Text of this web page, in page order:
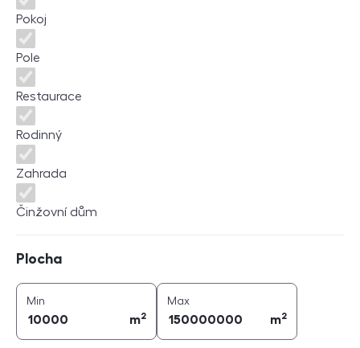
Pokoj
Pole
Restaurace
Rodinný
Zahrada
Činžovní dům
Plocha
Min
m2
Maxplocha (
m2